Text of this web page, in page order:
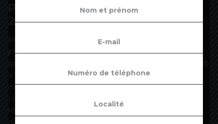
Plus de 16 milliards d’euros en
2019
Produit vedette de l’épargne, le Livret A, âgé de
plus de 200 ans, est aujourd’hui détenu par
à financer le logement social. L’épargnant peut
déposer ou retirer son argent à tout moment du
Livret A, tout en voyant ses dépôts un peu